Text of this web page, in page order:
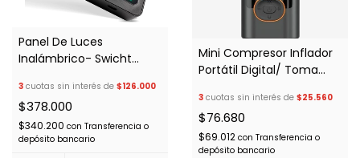
Panel De Luces
Inalámbrico- Swicht
3 cuotas sin interés de $126.000
$378.000
$340.200 con Transferencia o
depósito bancario
Mini Compresor Inflador
Portátil Digital/ Toma
3 cuotas sin interés de $25.560
$76.680
$69.012 con Transferencia o
depósito bancario